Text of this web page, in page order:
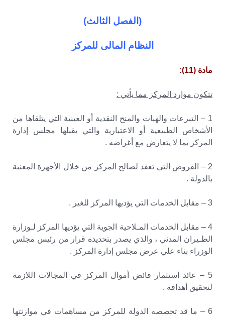
(الفصل الثالث)
النظام المالى للمركز
مادة (11):
تتكون موارد المركز مما يأتي :
1 – التبرعات والهبات والمنح النقدية أو العينية التي يتلقاها من
الأشخاص الطبيعية أو الاعتبارية والتي يقبلها مجلس إدارة
المركز بما لا يتعارض مع أغراضه .
2 – القروض التي تعقد لصالح المركز من خلال الأجهزة المعنية
بالدولة .
3 – مقابل الخدمات التي يؤديها المركز للغير .
4 – مقابل الخدمات المـلاحية الجوية التي يؤديها المركز لـوزارة
الطـيران المدني ، والذي يصدر بتحديده قرار من رئيس مجلس
الوزراء بناء علي عرض مجلس إدارة المركز .
5 – عائد استثمار فائض أموال المركز في المجالات اللازمة
لتحقيق أهدافه .
6 – ما قد تخصصه الدولة للمركز من مساهمات في موازنتها